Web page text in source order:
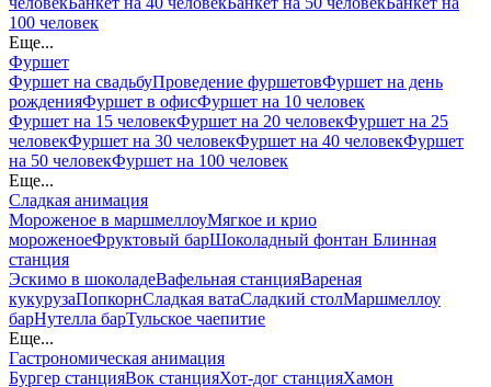
100 человек
Еще...
Фуршет
Фуршет на свадьбуПроведение фуршетовФуршет на день
рожденияФуршет в офисФуршет на 10 человек
Фуршет на 15 человекФуршет на 20 человекФуршет на 25
человекФуршет на 30 человекФуршет на 40 человекФуршет
на 50 человекФуршет на 100 человек
Еще...
Сладкая анимация
Мороженое в маршмеллоуМягкое и крио
мороженоеФруктовый барШоколадный фонтан Блинная
станция
Эскимо в шоколадеВафельная станцияВареная
кукурузаПопкорнСладкая ватаСладкий столМаршмеллоу
барНутелла барТульское чаепитие
Еще...
Гастрономическая анимация
Бургер станцияВок станцияХот-дог станцияХамон